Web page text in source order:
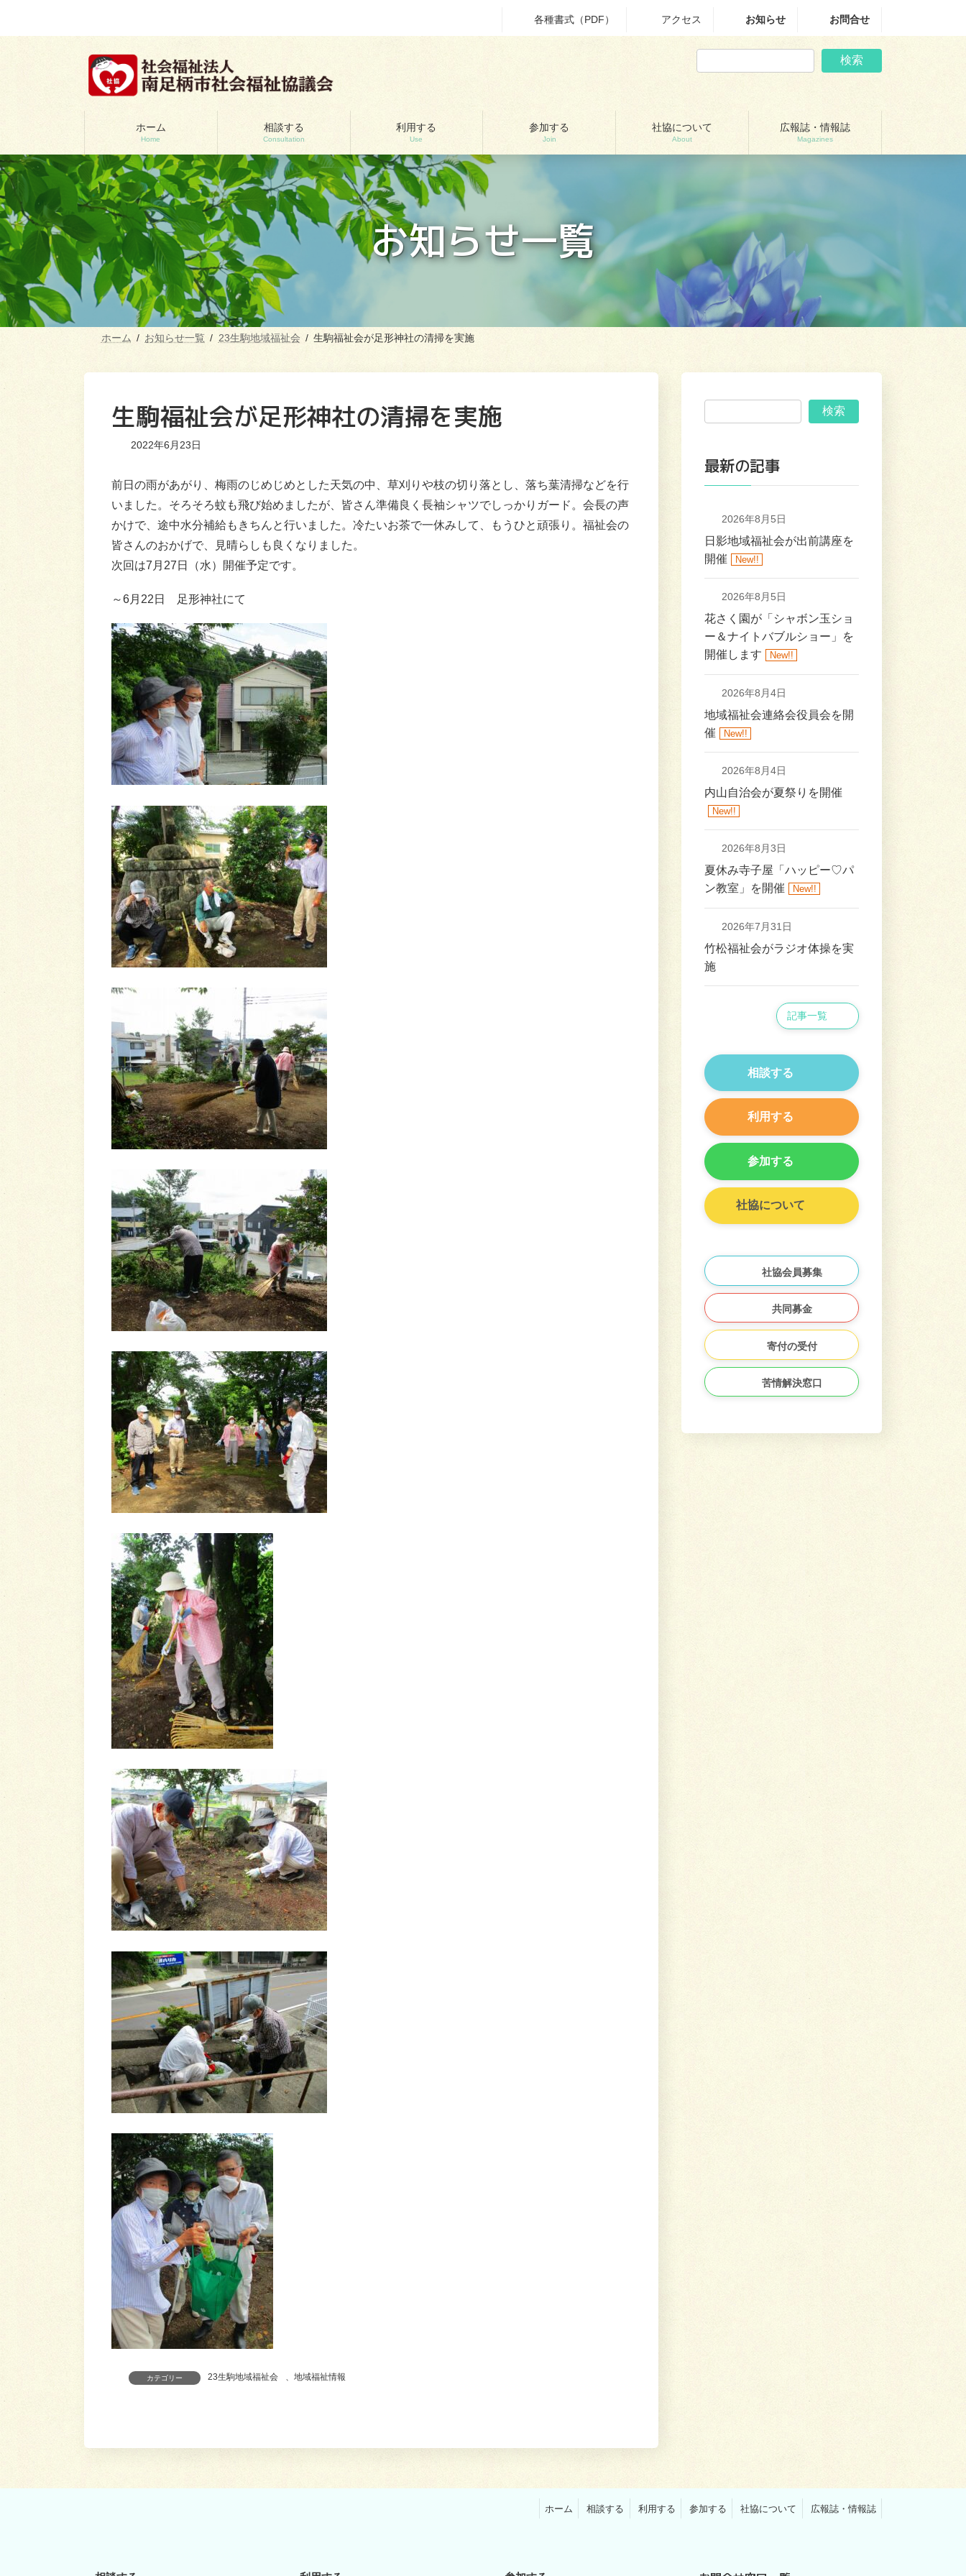
テ
ゲ
各種書式（PDF） アクセス お知らせ お問合せ
検索
ホーム
Home
相談する
Consultation
利用する
Use
参加する
Join
社協について
About
広報誌・情報誌
Magazines
お知らせ一覧
ホーム お知らせ一覧 23生駒地域福祉会 生駒福祉会が足形神社の清掃を実施
生駒福祉会が足形神社の清掃を実施
2022年6月23日
前日の雨があがり、梅雨のじめじめとした天気の中、草刈りや枝の切り落とし、落ち葉清掃などを行
いました。そろそろ蚊も飛び始めましたが、皆さん準備良く長袖シャツでしっかりガード。会長の声
かけで、途中水分補給もきちんと行いました。冷たいお茶で一休みして、もうひと頑張り。福祉会の
皆さんのおかげで、見晴らしも良くなりました。
次回は7月27日（水）開催予定です。
～6月22日 足形神社にて
カテゴリー 23生駒地域福祉会 、 地域福祉情報
検索
最新の記事
2026年8月5日
日影地域福祉会が出前講座を
開催
New!!
2026年8月5日
花さく園が「シャボン玉ショ
ー＆ナイトバブルショー」を
開催します
New!!
2026年8月4日
地域福祉会連絡会役員会を開
催
New!!
2026年8月4日
内山自治会が夏祭りを開催
New!!
2026年8月3日
夏休み寺子屋「ハッピー♡パ
ン教室」を開催
New!!
2026年7月31日
竹松福祉会がラジオ体操を実
施
記事一覧
相談する
利用する
参加する
社協について
社協会員募集
共同募金
寄付の受付
苦情解決窓口
ホーム 相談する 利用する 参加する 社協について 広報誌・情報誌